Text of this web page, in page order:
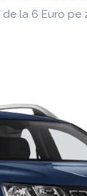
de la 6 Euro pe